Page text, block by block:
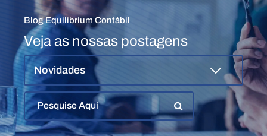
Blog Equilibrium Contábil
Veja as nossas postagens